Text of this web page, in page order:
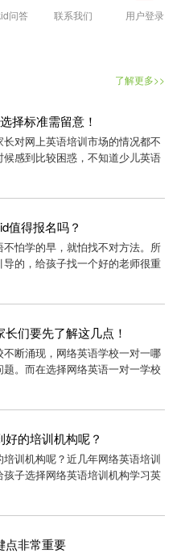
问答 联系我们 用户登录
了解更多>>
择标准需留意！
对网上英语培训市场的情况都不
感到比较困惑，不知道少儿英语
值得报名吗？
怕学的早，就怕找不对方法。所
的，给孩子找一个好的老师很重
们要先了解这几点！
断涌现，网络英语学校一对一哪
。而在选择网络英语一对一学校
的培训机构呢？
训机构呢？近几年网络英语培训
子选择网络英语培训机构学习英
点非常重要